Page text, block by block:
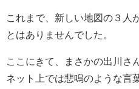
これまで、 新しい地図の３人
とはありませんでした。
ここにきて、まさかの出川さ
ネット上では悲鳴のような言